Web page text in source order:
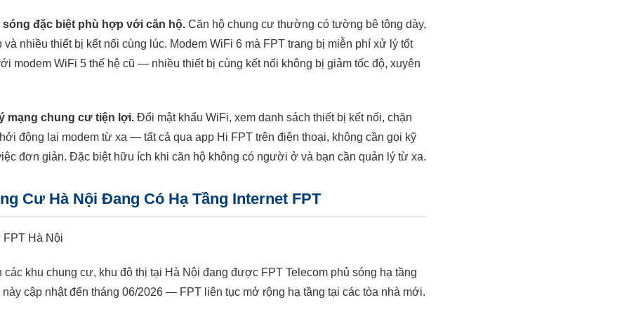
đặc biệt phù hợp với căn hộ. Căn hộ chung cư thường có tường bê tông dày,
nhiều thiết bị kết nối cùng lúc. Modem WiFi 6 mà FPT trang bị miễn phí xử lý tốt
modem WiFi 5 thế hệ cũ — nhiều thiết bị cùng kết nối không bị giảm tốc độ, xuyên
mạng chung cư tiện lợi. Đổi mật khẩu WiFi, xem danh sách thiết bị kết nối, chặn
động lại modem từ xa — tất cả qua app Hi FPT trên điện thoại, không cần gọi kỹ
đơn giản. Đặc biệt hữu ích khi căn hộ không có người ở và bạn cần quản lý từ xa.
Cư Hà Nội Đang Có Hạ Tầng Internet FPT
khu chung cư, khu đô thị tại Hà Nội đang được FPT Telecom phủ sóng hạ tầng
cập nhật đến tháng 06/2026 — FPT liên tục mở rộng hạ tầng tại các tòa nhà mới.